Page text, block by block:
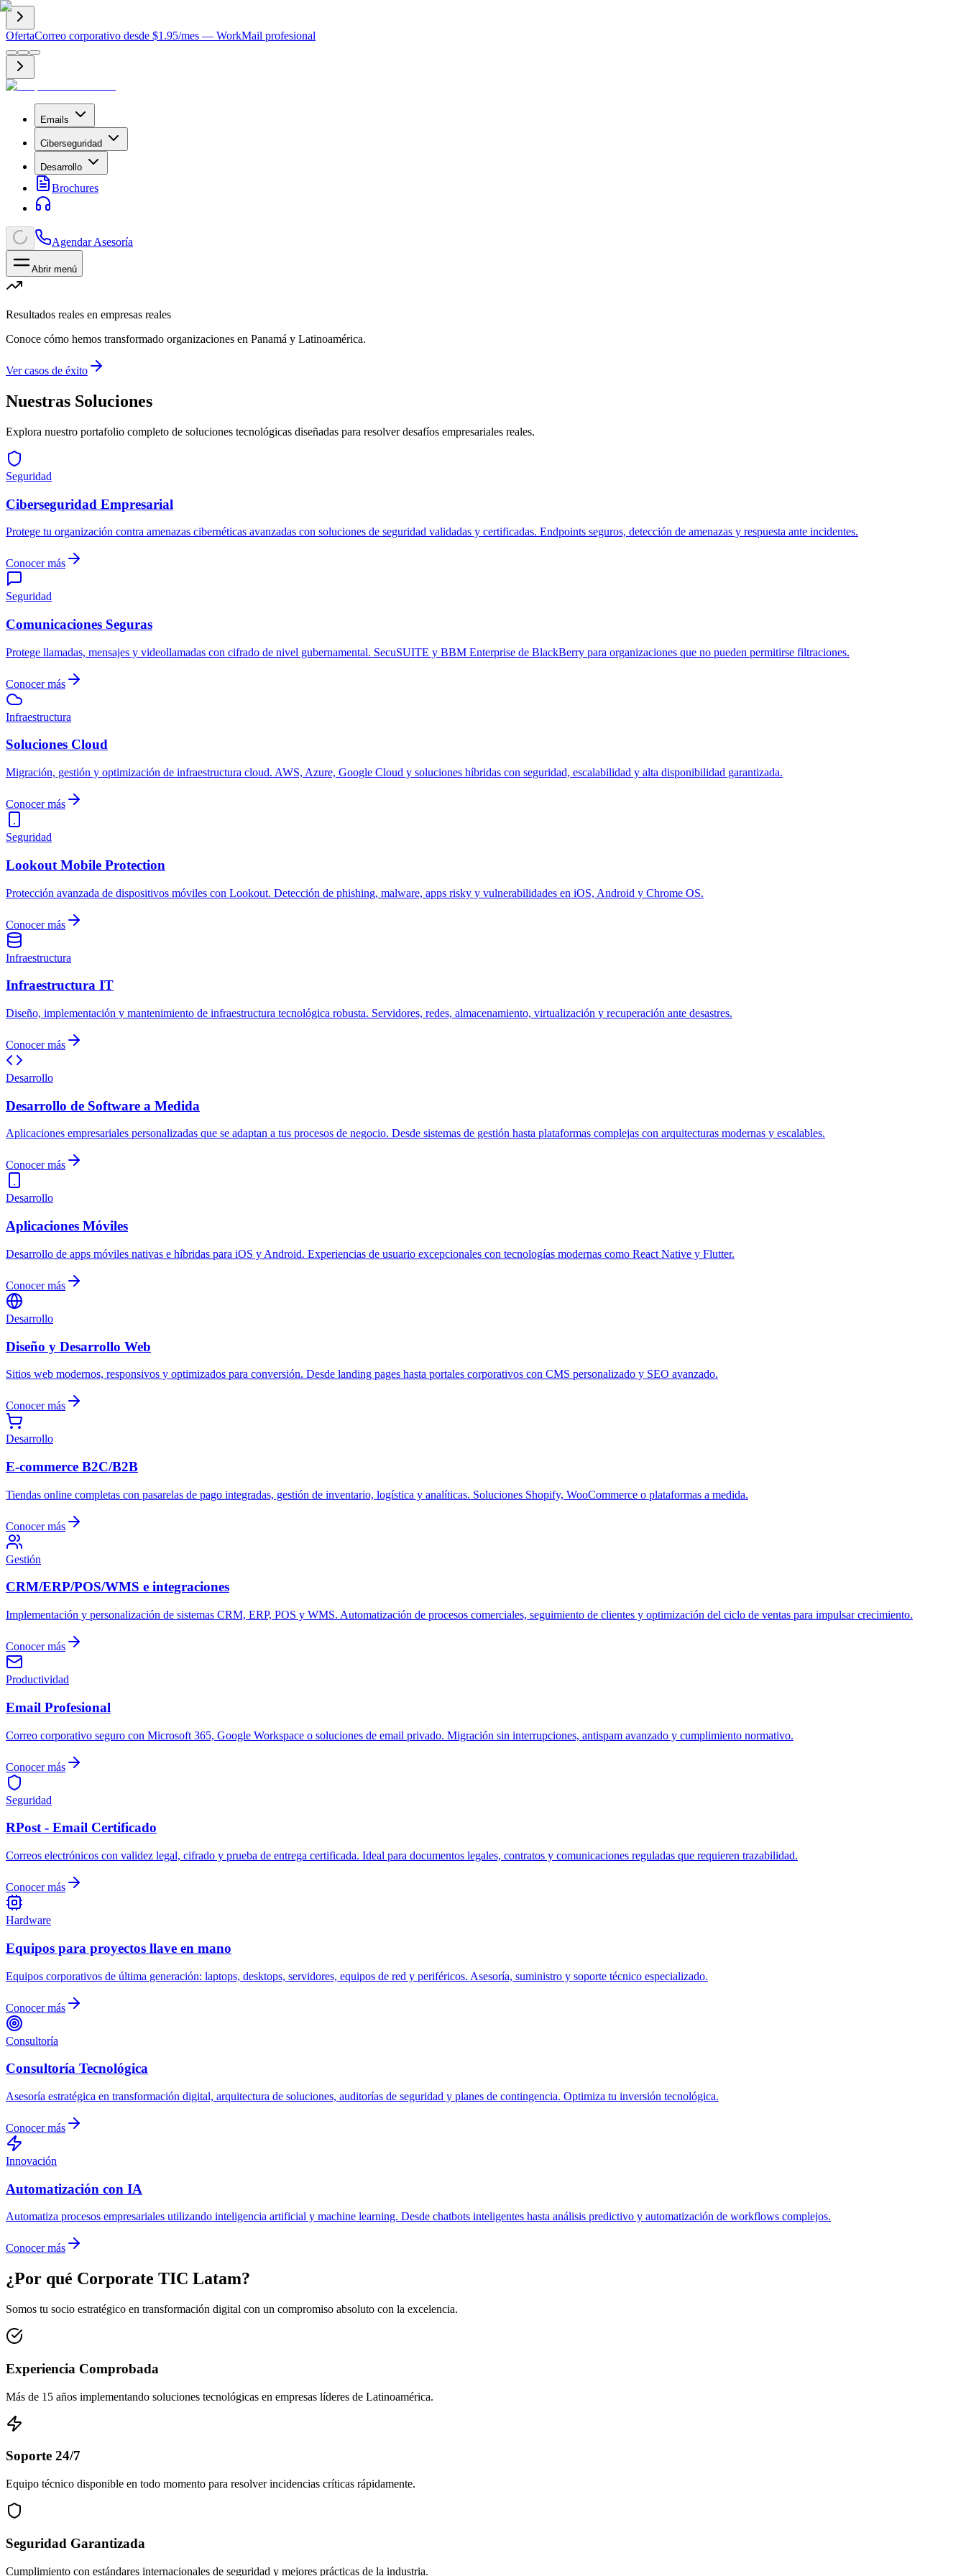
OfertaCorreo corporativo desde $1.95/mes — WorkMail profesional
Emails
Ciberseguridad
Desarrollo
Brochures
Agendar Asesoría
Abrir menú
Resultados reales en empresas reales
Conoce cómo hemos transformado organizaciones en Panamá y Latinoamérica.
Ver casos de éxito
Nuestras Soluciones
Explora nuestro portafolio completo de soluciones tecnológicas diseñadas para resolver desafíos empresariales reales.
Seguridad
Ciberseguridad Empresarial
Protege tu organización contra amenazas cibernéticas avanzadas con soluciones de seguridad validadas y certificadas. Endpoints seguros, detección de amenazas y respuesta ante incidentes.
Conocer más
Seguridad
Comunicaciones Seguras
Protege llamadas, mensajes y videollamadas con cifrado de nivel gubernamental. SecuSUITE y BBM Enterprise de BlackBerry para organizaciones que no pueden permitirse filtraciones.
Conocer más
Infraestructura
Soluciones Cloud
Migración, gestión y optimización de infraestructura cloud. AWS, Azure, Google Cloud y soluciones híbridas con seguridad, escalabilidad y alta disponibilidad garantizada.
Conocer más
Seguridad
Lookout Mobile Protection
Protección avanzada de dispositivos móviles con Lookout. Detección de phishing, malware, apps risky y vulnerabilidades en iOS, Android y Chrome OS.
Conocer más
Infraestructura
Infraestructura IT
Diseño, implementación y mantenimiento de infraestructura tecnológica robusta. Servidores, redes, almacenamiento, virtualización y recuperación ante desastres.
Conocer más
Desarrollo
Desarrollo de Software a Medida
Aplicaciones empresariales personalizadas que se adaptan a tus procesos de negocio. Desde sistemas de gestión hasta plataformas complejas con arquitecturas modernas y escalables.
Conocer más
Desarrollo
Aplicaciones Móviles
Desarrollo de apps móviles nativas e híbridas para iOS y Android. Experiencias de usuario excepcionales con tecnologías modernas como React Native y Flutter.
Conocer más
Desarrollo
Diseño y Desarrollo Web
Sitios web modernos, responsivos y optimizados para conversión. Desde landing pages hasta portales corporativos con CMS personalizado y SEO avanzado.
Conocer más
Desarrollo
E-commerce B2C/B2B
Tiendas online completas con pasarelas de pago integradas, gestión de inventario, logística y analíticas. Soluciones Shopify, WooCommerce o plataformas a medida.
Conocer más
Gestión
CRM/ERP/POS/WMS e integraciones
Implementación y personalización de sistemas CRM, ERP, POS y WMS. Automatización de procesos comerciales, seguimiento de clientes y optimización del ciclo de ventas para impulsar crecimiento.
Conocer más
Productividad
Email Profesional
Correo corporativo seguro con Microsoft 365, Google Workspace o soluciones de email privado. Migración sin interrupciones, antispam avanzado y cumplimiento normativo.
Conocer más
Seguridad
RPost - Email Certificado
Correos electrónicos con validez legal, cifrado y prueba de entrega certificada. Ideal para documentos legales, contratos y comunicaciones reguladas que requieren trazabilidad.
Conocer más
Hardware
Equipos para proyectos llave en mano
Equipos corporativos de última generación: laptops, desktops, servidores, equipos de red y periféricos. Asesoría, suministro y soporte técnico especializado.
Conocer más
Consultoría
Consultoría Tecnológica
Asesoría estratégica en transformación digital, arquitectura de soluciones, auditorías de seguridad y planes de contingencia. Optimiza tu inversión tecnológica.
Conocer más
Innovación
Automatización con IA
Automatiza procesos empresariales utilizando inteligencia artificial y machine learning. Desde chatbots inteligentes hasta análisis predictivo y automatización de workflows complejos.
Conocer más
¿Por qué Corporate TIC Latam?
Somos tu socio estratégico en transformación digital con un compromiso absoluto con la excelencia.
Experiencia Comprobada
Más de 15 años implementando soluciones tecnológicas en empresas líderes de Latinoamérica.
Soporte 24/7
Equipo técnico disponible en todo momento para resolver incidencias críticas rápidamente.
Seguridad Garantizada
Cumplimiento con estándares internacionales de seguridad y mejores prácticas de la industria.